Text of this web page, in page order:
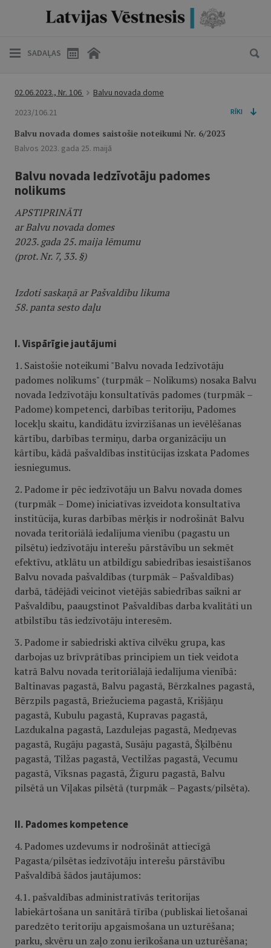
SADAĻAS
02.06.2023., Nr. 106
Balvu novada dome
2023/106.21
RĪKI
Balvu novada domes saistošie noteikumi Nr. 6/2023
Balvos 2023. gada 25. maijā
Balvu novada Iedzīvotāju padomes
nolikums
APSTIPRINĀTI
ar Balvu novada domes
2023. gada 25. maija lēmumu
(prot. Nr. 7, 33. §)
Izdoti saskaņā ar Pašvaldību likuma
58. panta sesto daļu
I. Vispārīgie jautājumi
1. Saistošie noteikumi "Balvu novada Iedzīvotāju
padomes nolikums" (turpmāk – Nolikums) nosaka Balvu
novada Iedzīvotāju konsultatīvās padomes (turpmāk –
Padome) kompetenci, darbības teritoriju, Padomes
locekļu skaitu, kandidātu izvirzīšanas un ievēlēšanas
kārtību, darbības termiņu, darba organizāciju un
kārtību, kādā pašvaldības institūcijas izskata Padomes
iesniegumus.
2. Padome ir pēc iedzīvotāju un Balvu novada domes
(turpmāk – Dome) iniciatīvas izveidota konsultatīva
institūcija, kuras darbības mērķis ir nodrošināt Balvu
novada teritoriālā iedalījuma vienību (pagastu un
pilsētu) iedzīvotāju interešu pārstāvību un sekmēt
efektīvu, atklātu un atbildīgu sabiedrības iesaistīšanos
Balvu novada pašvaldības (turpmāk – Pašvaldības)
darbā, tādējādi veicinot vietējās sabiedrības saikni ar
Pašvaldību, paaugstinot Pašvaldības darba kvalitāti un
atbilstību tās iedzīvotāju interesēm.
3. Padome ir sabiedriski aktīva cilvēku grupa, kas
darbojas uz brīvprātības principiem un tiek veidota
katrā Balvu novada teritoriālajā iedalījuma vienībā:
Baltinavas pagastā, Balvu pagastā, Bērzkalnes pagastā,
Bērzpils pagastā, Briežuciema pagastā, Krišjāņu
pagastā, Kubulu pagastā, Kupravas pagastā,
Lazdukalna pagastā, Lazdulejas pagastā, Medņevas
pagastā, Rugāju pagastā, Susāju pagastā, Šķilbēnu
pagastā, Tilžas pagastā, Vectilžas pagastā, Vecumu
pagastā, Vīksnas pagastā, Žīguru pagastā, Balvu
pilsētā un Viļakas pilsētā (turpmāk – Pagasts/pilsēta).
II. Padomes kompetence
4. Padomes uzdevums ir nodrošināt attiecīgā
Pagasta/pilsētas iedzīvotāju interešu pārstāvību
Pašvaldībā šādos jautājumos:
4.1. pašvaldības administratīvās teritorijas
labiekārtošana un sanitārā tīrība (publiskai lietošanai
paredzēto teritoriju apgaismošana un uzturēšana;
parku, skvēru un zaļo zonu ierīkošana un uzturēšana;